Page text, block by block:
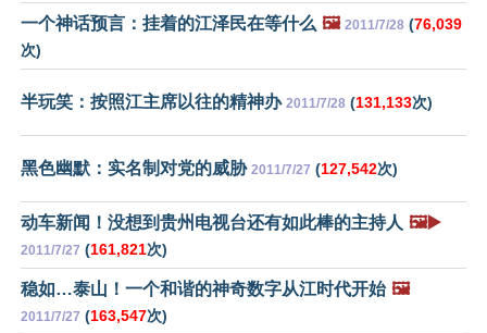
一个神话预言：挂着的江泽民在等什么 🖼️ 2011/7/28 (76,039
次)
半玩笑：按照江主席以往的精神办 2011/7/28 (131,133次)
黑色幽默：实名制对党的威胁 2011/7/27 (127,542次)
动车新闻！没想到贵州电视台还有如此棒的主持人 🖼️▶️
2011/7/27 (161,821次)
稳如…泰山！一个和谐的神奇数字从江时代开始 🖼️
2011/7/27 (163,547次)